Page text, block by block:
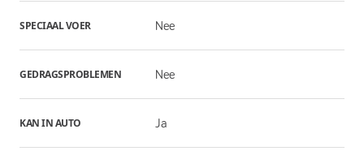
SPECIAAL VOER Nee
GEDRAGSPROBLEMEN Nee
KAN IN AUTO Ja